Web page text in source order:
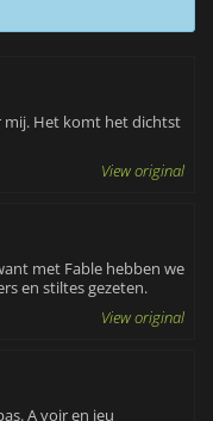
mij. Het komt het dichtst
View original
met Fable hebben we
en stiltes gezeten.
View original
A voir en jeu